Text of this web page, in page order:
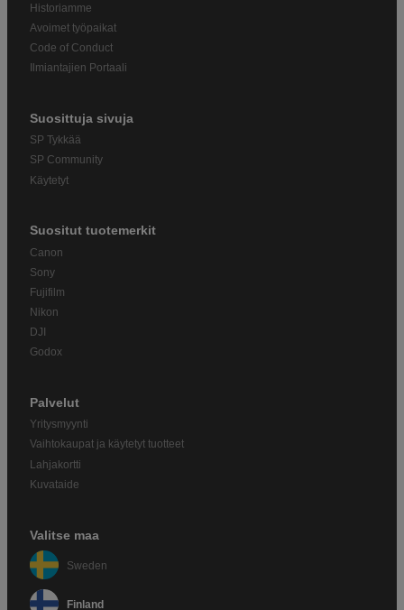
Historiamme
Avoimet työpaikat
Code of Conduct
Ilmiantajien Portaali
Suosittuja sivuja
SP Tykkää
SP Community
Käytetyt
Suositut tuotemerkit
Canon
Sony
Fujifilm
Nikon
DJI
Godox
Palvelut
Yritysmyynti
Vaihtokaupat ja käytetyt tuotteet
Lahjakortti
Kuvataide
Valitse maa
Sweden
Finland